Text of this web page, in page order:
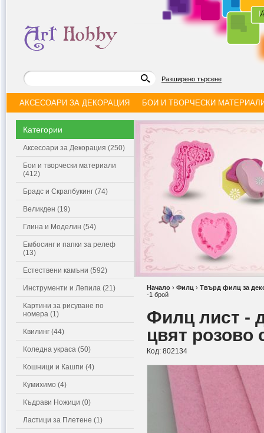
|
Разширено търсене
АКСЕСОАРИ ЗА ДЕКОРАЦИЯ БОИ И ТВОРЧЕСКИ
Категории
Аксесоари за Декорация (250)
Бои и творчески материали
(412)
Брадс и Скрапбукинг (74)
Великден (19)
Глина и Моделин (54)
Ембосинг и папки за релеф
(13)
Естествени камъни (592)
Инструменти и Лепила (21)
Картини за рисуване по
номера (1)
Квилинг (44)
Коледна украса (50)
Кошници и Кашпи (4)
Кумихимо (4)
Къдрави Ножици (0)
Ластици за Плетене (1)
Начало › Филц › Твърд филц за
-1 брой
Филц лист -
цвят розово
Код: 802134